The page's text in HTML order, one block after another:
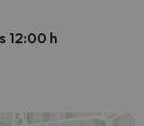
12:00 h